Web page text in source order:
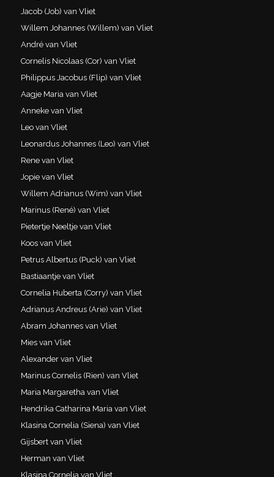
Jacob (Job) van Vliet
Willem Johannes (Willem) van Vliet
André van Vliet
Cornelis Nicolaas (Cor) van Vliet
Philippus Jacobus (Flip) van Vliet
Aagje Maria van Vliet
Anneke van Vliet
Leo van Vliet
Leonardus Johannes (Leo) van Vliet
Rene van Vliet
Jopie van Vliet
Willem Adrianus (Wim) van Vliet
Marinus (René) van Vliet
Pietertje Neeltje van Vliet
Koos van Vliet
Petrus Albertus (Puck) van Vliet
Bastiaantje van Vliet
Cornelia Huberta (Corry) van Vliet
Adrianus Andreus (Arie) van Vliet
Abram Johannes van Vliet
Mies van Vliet
Alexander van Vliet
Marinus Cornelis (Rien) van Vliet
Maria Margaretha van Vliet
Hendrika Catharina Maria van Vliet
Klasina Cornelia (Siena) van Vliet
Gijsbert van Vliet
Herman van Vliet
Klasina Cornelia van Vliet